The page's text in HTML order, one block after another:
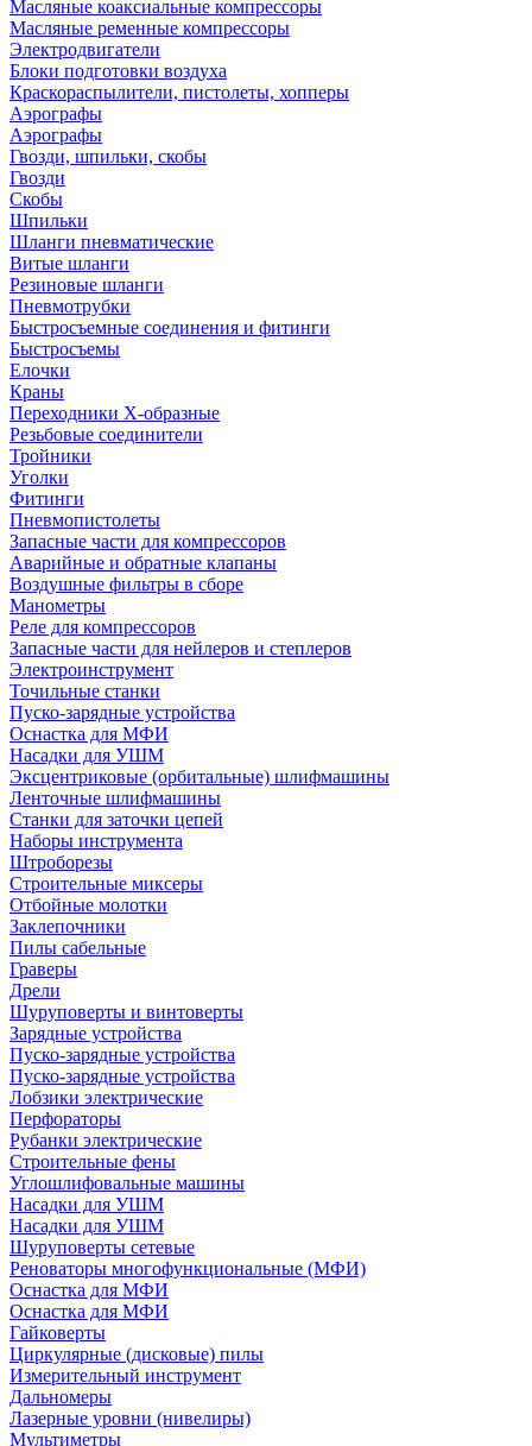
Масляные коаксиальные компрессоры
Масляные ременные компрессоры
Электродвигатели
Блоки подготовки воздуха
Краскораспылители, пистолеты, хопперы
Аэрографы
Аэрографы
Гвозди, шпильки, скобы
Гвозди
Скобы
Шпильки
Шланги пневматические
Витые шланги
Резиновые шланги
Пневмотрубки
Быстросъемные соединения и фитинги
Быстросъемы
Елочки
Краны
Переходники Х-образные
Резьбовые соединители
Тройники
Уголки
Фитинги
Пневмопистолеты
Запасные части для компрессоров
Аварийные и обратные клапаны
Воздушные фильтры в сборе
Манометры
Реле для компрессоров
Запасные части для нейлеров и степлеров
Электроинструмент
Точильные станки
Пуско-зарядные устройства
Оснастка для МФИ
Насадки для УШМ
Эксцентриковые (орбитальные) шлифмашины
Ленточные шлифмашины
Станки для заточки цепей
Наборы инструмента
Штроборезы
Строительные миксеры
Отбойные молотки
Заклепочники
Пилы сабельные
Граверы
Дрели
Шуруповерты и винтоверты
Зарядные устройства
Пуско-зарядные устройства
Пуско-зарядные устройства
Лобзики электрические
Перфораторы
Рубанки электрические
Строительные фены
Углошлифовальные машины
Насадки для УШМ
Насадки для УШМ
Шуруповерты сетевые
Реноваторы многофункциональные (МФИ)
Оснастка для МФИ
Оснастка для МФИ
Гайковерты
Циркулярные (дисковые) пилы
Измерительный инструмент
Дальномеры
Лазерные уровни (нивелиры)
Мультиметры